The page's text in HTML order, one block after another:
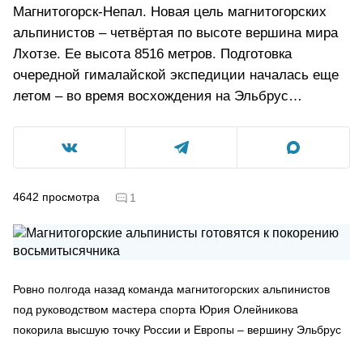
Магнитогорск-Непал. Новая цель магнитогорских
альпинистов – четвёртая по высоте вершина мира
Лхотзе. Ее высота 8516 метров. Подготовка
очередной гималайской экспедиции началась еще
летом – во время восхождения на Эльбрус…
4642 просмотра 1
Ровно полгода назад команда магнитогорских альпинистов
под руководством мастера спорта Юрия Олейникова
покорила высшую точку России и Европы – вершину Эльбрус